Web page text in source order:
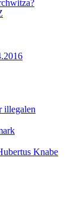
illegalen
Knabe